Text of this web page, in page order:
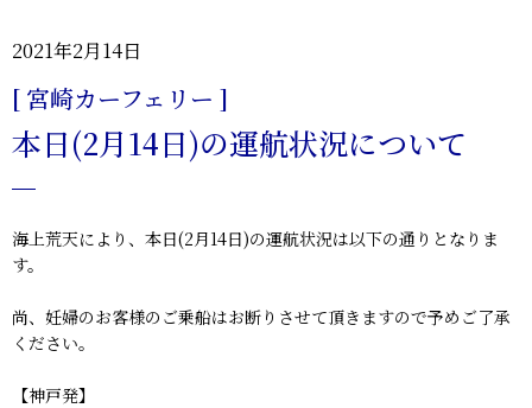
2021年2月14日
[ 宮崎カーフェリー ]
本日(2月14日)の運航状況について
海上荒天により、本日(2月14日)の運航状況は以下の通りとなりま
す。
尚、妊婦のお客様のご乗船はお断りさせて頂きますので予めご了承
ください。
【神戸発】